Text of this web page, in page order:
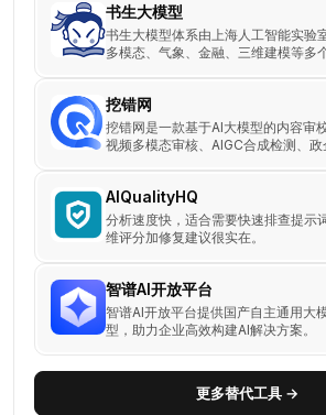
书生大模型
书生大模型体系由上海人工智能实验
多模态、气象、金融、三维建模等多
挖错网
挖错网是一款基于AI大模型的内容审
视频多模态审核、AIGC合成检测、
AIQualityHQ
分析速度快，适合需要快速排查提示
维评分加修复建议很实在。
智谱AI开放平台
智谱AI开放平台提供国产自主通用大
型，助力企业高效构建AI解决方案。
更多替代工具 →